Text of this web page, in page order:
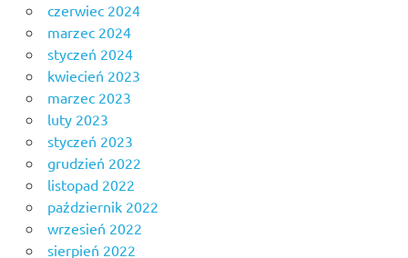
czerwiec 2024
marzec 2024
styczeń 2024
kwiecień 2023
marzec 2023
luty 2023
styczeń 2023
grudzień 2022
listopad 2022
październik 2022
wrzesień 2022
sierpień 2022